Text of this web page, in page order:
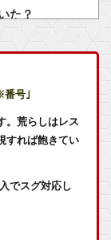
た？
番号｣
。荒らしはレス
すれば飽きてい
でスグ対応し